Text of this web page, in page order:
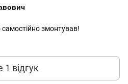
змонтував!
відгук